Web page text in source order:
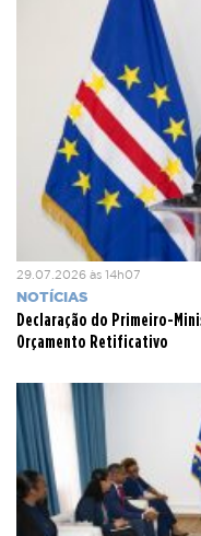
29.07.2026 às 14h07
NOTÍCIAS
Declaração do Primeiro-
Orçamento Retificativo